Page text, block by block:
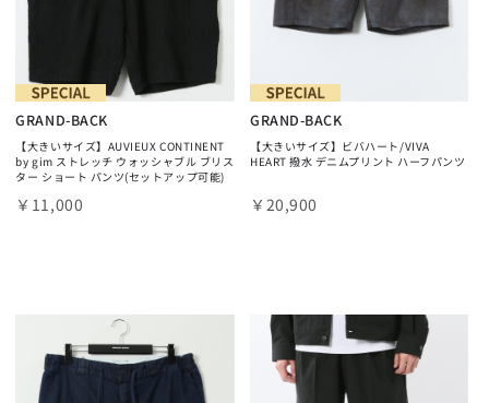
GRAND-BACK
【大きいサイズ】AUVIEUX CONTINENT
by gim ストレッチ ウォッシャブル ブリス
ター ショート パンツ(セットアップ可能)
￥11,000
GRAND-BACK
【大きいサイズ】ビバハート/VIVA
HEART 撥水 デニムプリント ハーフパンツ
￥20,900